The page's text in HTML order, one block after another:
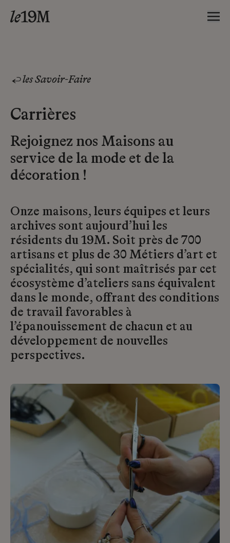
les Savoir-Faire
Carrières
Rejoignez nos Maisons au
service de la mode et de la
décoration !
Onze maisons, leurs équipes et leurs
archives sont aujourd’hui les
résidents du 19M. Soit près de 700
artisans et plus de 30 Métiers d’art et
spécialités, qui sont maîtrisés par cet
écosystème d’ateliers sans équivalent
dans le monde, offrant des conditions
de travail favorables à
l’épanouissement de chacun et au
développement de nouvelles
perspectives.